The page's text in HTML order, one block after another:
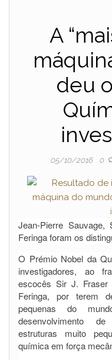
A
deu
05/10/2016 0
Jean-Pierre
Feringa foram os
O Prémio Nobel da
investigadores, ao
escocês Sir J. Fraser
Feringa, por terem
pequenas do
desenvolvimento
estruturas muito
química em força